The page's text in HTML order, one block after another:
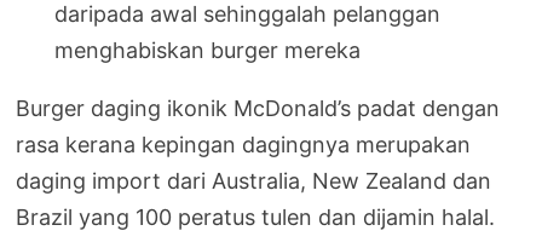
daripada awal sehinggalah pelanggan
menghabiskan burger mereka
Burger daging ikonik McDonald’s padat dengan
rasa kerana kepingan dagingnya merupakan
daging import dari Australia, New Zealand dan
Brazil yang 100 peratus tulen dan dijamin halal.